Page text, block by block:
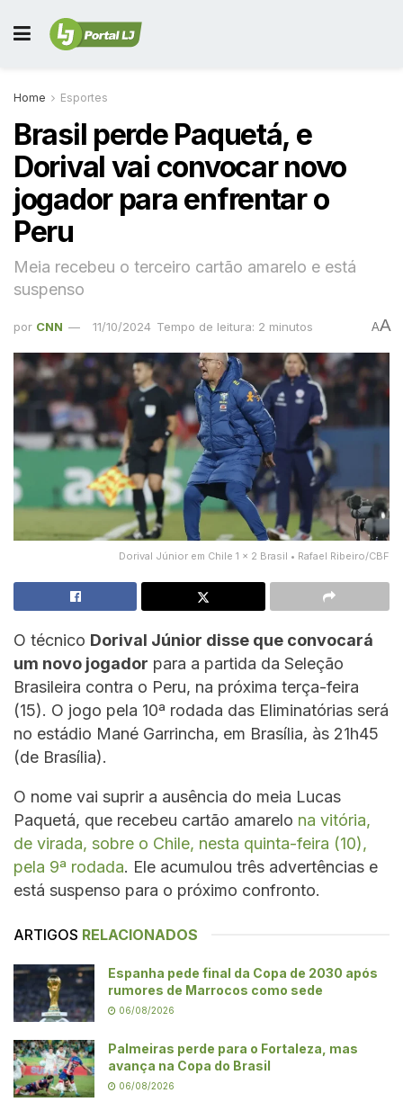
Home Esportes
Brasil perde Paquetá, e
Dorival vai convocar novo
jogador para enfrentar o
Peru
Meia recebeu o terceiro cartão amarelo e está
suspenso
por CNN 11/10/2024 Tempo de leitura: 2 minutos AA
Dorival Júnior em Chile 1 x 2 Brasil • Rafael Ribeiro/CBF
O técnico Dorival Júnior disse que convocará
um novo jogador para a partida da Seleção
Brasileira contra o Peru, na próxima terça-feira
(15). O jogo pela 10ª rodada das Eliminatórias será
no estádio Mané Garrincha, em Brasília, às 21h45
(de Brasília).
O nome vai suprir a ausência do meia Lucas
Paquetá, que recebeu cartão amarelo na vitória,
de virada, sobre o Chile, nesta quinta-feira (10),
pela 9ª rodada. Ele acumulou três advertências e
está suspenso para o próximo confronto.
ARTIGOS RELACIONADOS
Espanha pede final da Copa de 2030 após
rumores de Marrocos como sede
06/08/2026
Palmeiras perde para o Fortaleza, mas
avança na Copa do Brasil
06/08/2026